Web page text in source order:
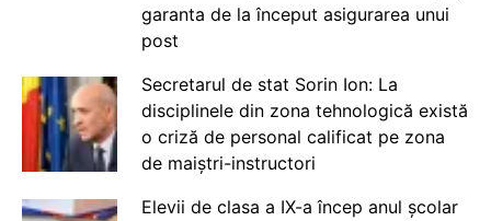
garanta de la început asigurarea unui
post
Secretarul de stat Sorin Ion: La
disciplinele din zona tehnologică există
o criză de personal calificat pe zona
de maiștri-instructori
Elevii de clasa a IX-a încep anul școlar